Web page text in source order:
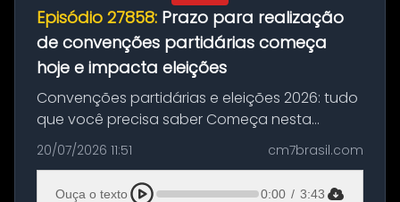
Episódio 27858: Prazo para realização
de convenções partidárias começa
hoje e impacta eleições
Convenções partidárias e eleições 2026: tudo
que você precisa saber Começa nesta
segunda-feira e vai até 5 de agosto o prazo
para que partidos políticos e federações
partidárias realizem suas convençõ...
20/07/2026 11:51 cm7brasil.com
Ouça o texto 0:00 / 3:43